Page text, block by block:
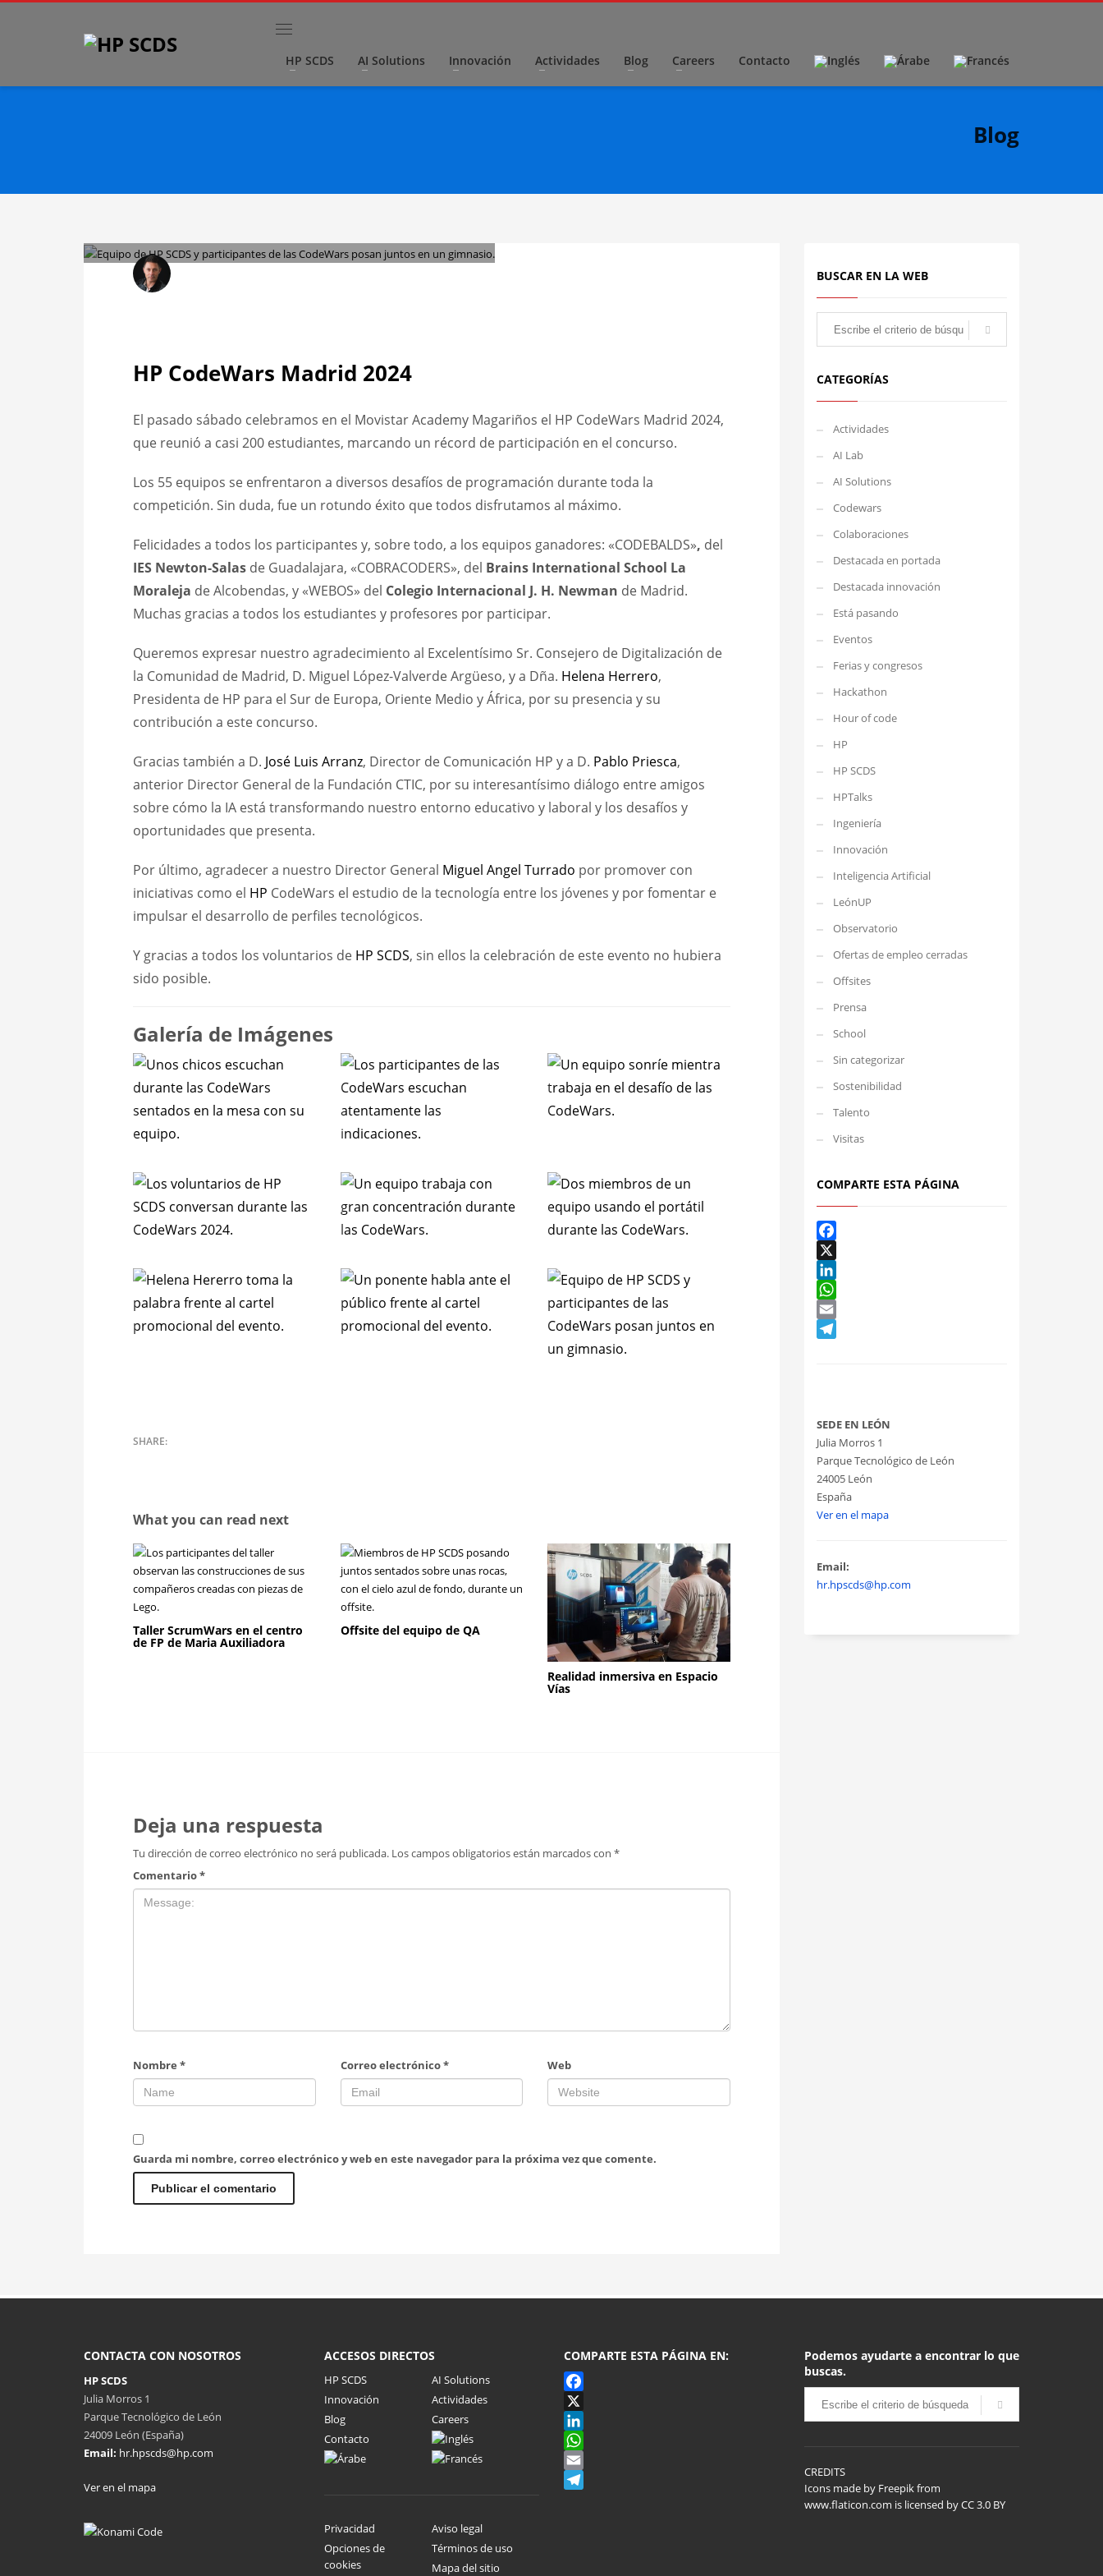
HP SCDS AI Solutions Innovación Actividades Blog Careers Contacto
Blog
HP SCDS
HP CodeWars Madrid 2024
El pasado sábado celebramos en el Movistar Academy Magariños el HP CodeWars Madrid 2024,
que reunió a casi 200 estudiantes, marcando un récord de participación en el concurso.
Los 55 equipos se enfrentaron a diversos desafíos de programación durante toda la
competición. Sin duda, fue un rotundo éxito que todos disfrutamos al máximo.
Felicidades a todos los participantes y, sobre todo, a los equipos ganadores: «CODEBALDS», del
IES Newton-Salas de Guadalajara, «COBRACODERS», del Brains International School La
Moraleja de Alcobendas, y «WEBOS» del Colegio Internacional J. H. Newman de Madrid.
Muchas gracias a todos los estudiantes y profesores por participar.
Queremos expresar nuestro agradecimiento al Excelentísimo Sr. Consejero de Digitalización de
la Comunidad de Madrid, D. Miguel López-Valverde Argüeso, y a Dña. Helena Herrero,
Presidenta de HP para el Sur de Europa, Oriente Medio y África, por su presencia y su
contribución a este concurso.
Gracias también a D. José Luis Arranz, Director de Comunicación HP y a D. Pablo Priesca,
anterior Director General de la Fundación CTIC, por su interesantísimo diálogo entre amigos
sobre cómo la IA está transformando nuestro entorno educativo y laboral y los desafíos y
oportunidades que presenta.
Por último, agradecer a nuestro Director General Miguel Angel Turrado por promover con
iniciativas como el HP CodeWars el estudio de la tecnología entre los jóvenes y por fomentar e
impulsar el desarrollo de perfiles tecnológicos.
Y gracias a todos los voluntarios de HP SCDS, sin ellos la celebración de este evento no hubiera
sido posible.
Galería de Imágenes
What you can read next
Taller ScrumWars en el centro
de FP de Maria Auxiliadora
Offsite del equipo de QA
Realidad inmersiva en Espacio
Vías
Deja una respuesta
Tu dirección de correo electrónico no será publicada. Los campos obligatorios están marcados con *
Comentario*
Nombre * Correo electrónico* Web
Guarda mi nombre, correo electrónico y web en este navegador para la próxima vez que comente.
BUSCAR EN LA WEB
CATEGORÍAS
Actividades
AI Lab
AI Solutions
Codewars
Colaboraciones
Destacada en portada
Destacada innovación
Está pasando
Eventos
Ferias y congresos
Hackathon
Hour of code
HP
HP SCDS
HPTalks
Ingeniería
Innovación
Inteligencia Artificial
LeónUP
Observatorio
Ofertas de empleo cerradas
Offsites
Prensa
School
Sin categorizar
Sostenibilidad
Talento
Visitas
COMPARTE ESTA PÁGINA
Facebook
X
LinkedIn
WhatsApp
Email
SEDE EN LEÓN
Julia Morros 1
Parque Tecnológico de León
24005 León
España
Ver en el mapa
Email:
hr.hpscds@hp.com
CONTACTA CON NOSOTROS
HP SCDS
Julia Morros 1
Parque Tecnológico de León
24009 León (España)
Email: hr.hpscds@hp.com
Ver en el mapa
ACCESOS DIRECTOS
HP SCDS
AI Solutions
Innovación
Actividades
Blog
Careers
Contacto
Privacidad
Aviso legal
Opciones de
cookies
Términos de uso
Mapa del sitio
COMPARTE ESTA PÁGINA EN:
Facebook
X
LinkedIn
WhatsApp
Email
Podemos ayudarte a encontrar lo que
buscas.
CREDITS
Icons made by Freepikfrom
www.flaticon.com is licensed byCC 3.0 BY